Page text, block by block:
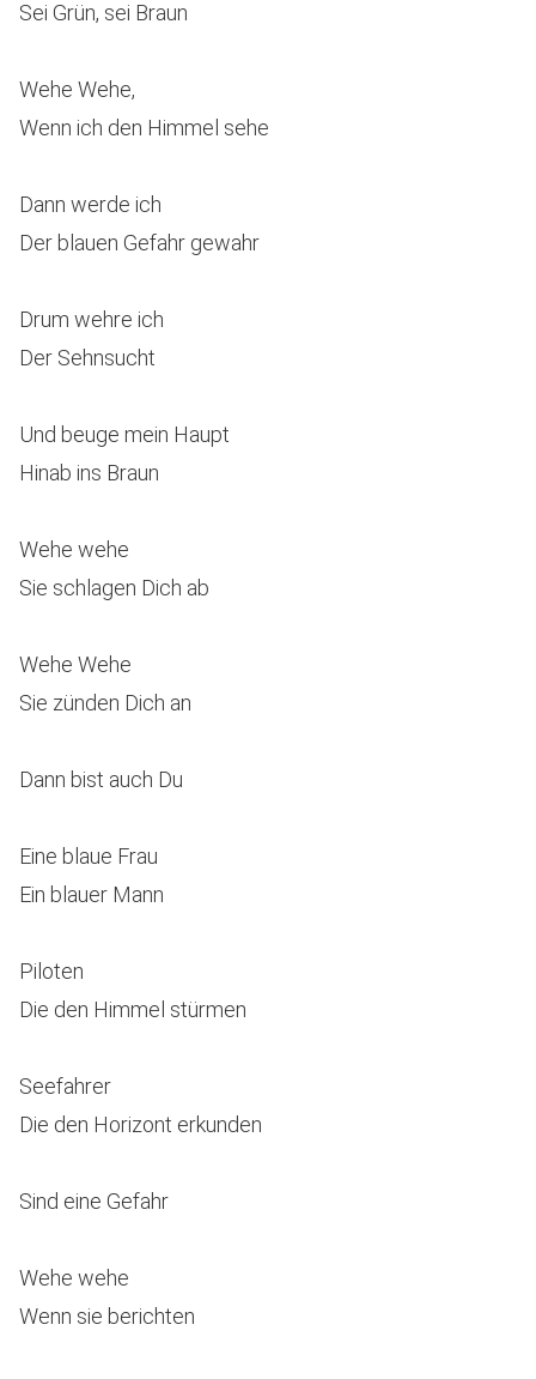
Sei Grün, sei Braun
Wehe Wehe,
Wenn ich den Himmel sehe
Dann werde ich
Der blauen Gefahr gewahr
Drum wehre ich
Der Sehnsucht
Und beuge mein Haupt
Hinab ins Braun
Wehe wehe
Sie schlagen Dich ab
Wehe Wehe
Sie zünden Dich an
Dann bist auch Du
Eine blaue Frau
Ein blauer Mann
Piloten
Die den Himmel stürmen
Seefahrer
Die den Horizont erkunden
Sind eine Gefahr
Wehe wehe
Wenn sie berichten